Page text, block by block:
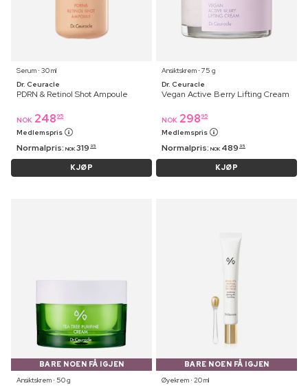
Serum ⋅ 30 ml
Dr. Ceuracle
PDRN & Retinol Shot Ampoule
NOK 248 95
Medlemspris
Normalpris: NOK 319 95
KJØP
Ansiktskrem ⋅ 75 g
Dr. Ceuracle
Vegan Active Berry Lifting Cream
NOK 298 95
Medlemspris
Normalpris: NOK 489 95
KJØP
BARE NOEN FÅ IGJEN
Ansiktskrem ⋅ 50 g
BARE NOEN FÅ IGJEN
Øyekrem ⋅ 20 ml